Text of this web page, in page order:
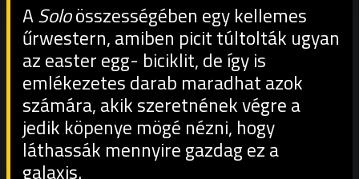
ASoloösszességében egy kellemes
űrwestern, amiben picit túltolták ugyan
az easter egg- biciklit, de így is
emlékezetes darab maradhat azok
számára, akik szeretnének végre a
jedik köpenye mögé nézni, hogy
láthassák mennyire gazdag ez a
galaxis.